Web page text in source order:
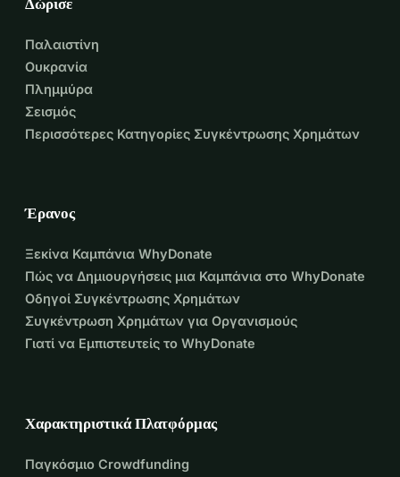
Παλαιστίνη
Ουκρανία
Πλημμύρα
Σεισμός
Περισσότερες Κατηγορίες Συγκέντρωσης Χρημάτων
Έρανος
Ξεκίνα Καμπάνια WhyDonate
Πώς να Δημιουργήσεις μια Καμπάνια στο WhyDonate
Οδηγοί Συγκέντρωσης Χρημάτων
Συγκέντρωση Χρημάτων για Οργανισμούς
Γιατί να Εμπιστευτείς το WhyDonate
Χαρακτηριστικά Πλατφόρμας
Παγκόσμιο Crowdfunding